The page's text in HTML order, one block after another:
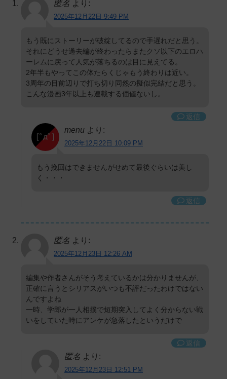
匿名 より:
2025年12月22日 9:49 PM
もう既にストーリーが破綻してるので手遅れだと思う。
それにどうせ過去編が終わったらまたクソ以下のエロハ
ーレムに戻って人気が落ちるのは目に見えてる。
2年半もやってこの体たらくじゃもう終わりは近い。
3周年の目前辺りで打ち切り同然の擬似完結だと思う。
こんな漫画3年以上も連載する価値ないし。
返信
menu より:
2025年12月22日 10:09 PM
もう挽回はできませんがせめて最後ぐらいは美し
く・・・
返信
匿名 より:
2025年12月23日 12:26 AM
編集や作者さんがそう考えているかは分かりませんが、
正確に言うとシリアスがいつも不評だったわけではない
んですよね
一時、学郎が一人相撲で短期突入してよく分からない戦
いをしていた時にアンケが急落したというだけで
返信
匿名 より:
2025年12月23日 12:51 PM